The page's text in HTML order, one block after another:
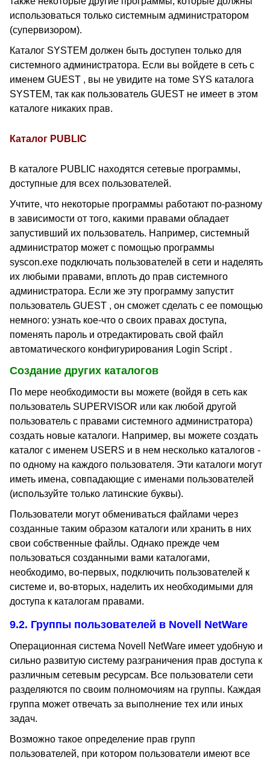
использоваться только системным администратором
(супервизором).
Каталог SYSTEM должен быть доступен только для
системного администратора. Если вы войдете в сеть с
именем GUEST , вы не увидите на томе SYS каталога
SYSTEM, так как пользователь GUEST не имеет в этом
каталоге никаких прав.
Каталог PUBLIC
В каталоге PUBLIC находятся сетевые программы,
доступные для всех пользователей.
Учтите, что некоторые программы работают по-разному
в зависимости от того, какими правами обладает
запустивший их пользователь. Например, системный
администратор может с помощью программы
syscon.exe подключать пользователей в сети и наделять
их любыми правами, вплоть до прав системного
администратора. Если же эту программу запустит
пользователь GUEST , он сможет сделать с ее помощью
немного: узнать кое-что о своих правах доступа,
поменять пароль и отредактировать свой файл
автоматического конфигурирования Login Script .
Создание других каталогов
По мере необходимости вы можете (войдя в сеть как
пользователь SUPERVISOR или как любой другой
пользователь с правами системного администратора)
создать новые каталоги. Например, вы можете создать
каталог с именем USERS и в нем несколько каталогов -
по одному на каждого пользователя. Эти каталоги могут
иметь имена, совпадающие с именами пользователей
(используйте только латинские буквы).
Пользователи могут обмениваться файлами через
созданные таким образом каталоги или хранить в них
свои собственные файлы. Однако прежде чем
пользоваться созданными вами каталогами,
необходимо, во-первых, подключить пользователей к
системе и, во-вторых, наделить их необходимыми для
доступа к каталогам правами.
9.2. Группы пользователей в Novell NetWare
Операционная система Novell NetWare имеет удобную и
сильно развитую систему разграничения прав доступа к
различным сетевым ресурсам. Все пользователи сети
разделяются по своим полномочиям на группы. Каждая
группа может отвечать за выполнение тех или иных
задач.
Возможно такое определение прав групп
пользователей, при котором пользователи имеют все